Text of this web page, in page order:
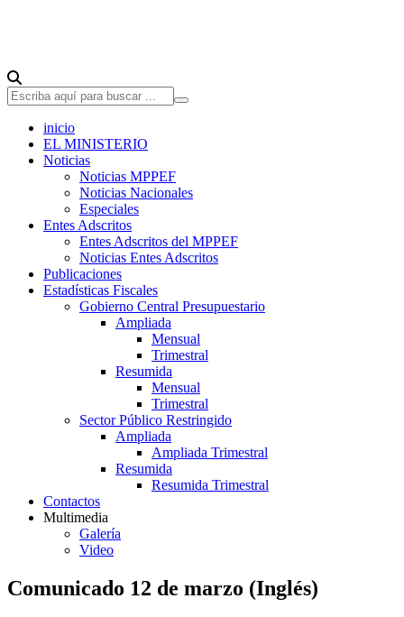
inicio
EL MINISTERIO
Noticias
Noticias MPPEF
Noticias Nacionales
Especiales
Entes Adscritos
Entes Adscritos del MPPEF
Noticias Entes Adscritos
Publicaciones
Estadísticas Fiscales
Gobierno Central Presupuestario
Ampliada
Mensual
Trimestral
Resumida
Mensual
Trimestral
Sector Público Restringido
Ampliada
Ampliada Trimestral
Resumida
Resumida Trimestral
Contactos
Multimedia
Galería
Video
Comunicado 12 de marzo (Inglés)